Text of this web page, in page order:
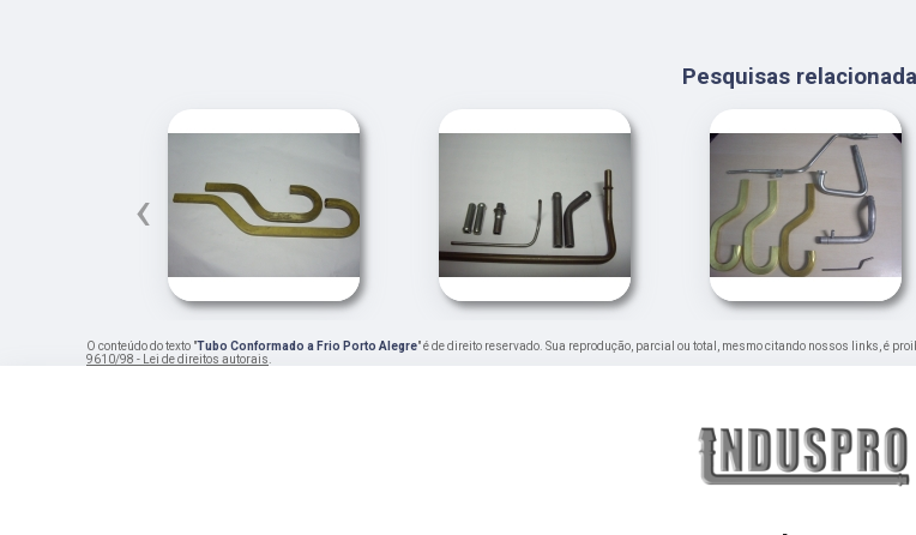
Pesquisas
‹
O conteúdo do texto "Tubo Conformado a Frio Porto Alegre" é de direito reservado. Sua reprodução, parcial ou total, mesmo citando nossos links, é
9610/98 - Lei de direitos autorais